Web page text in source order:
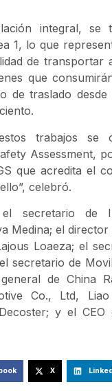
integral,
1, lo que
de transportar
que
de traslado
trabajos se
Assessment,
que acredita el
celebró.
secretario de
Medina; el
Loaeza; el
secretario de
de China
Co., Ltd,
y el
X